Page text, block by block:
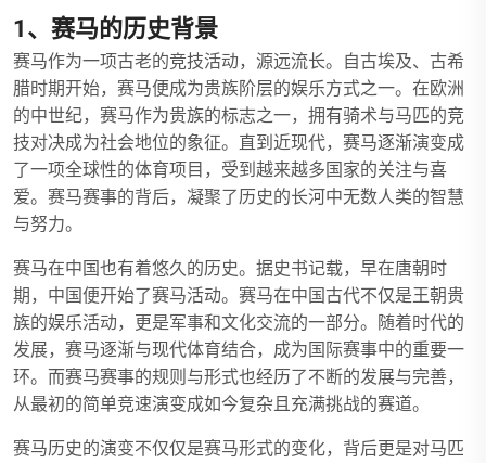
1、赛马的历史背景
赛马作为一项古老的竞技活动，源远流长。自古埃及、古希
腊时期开始，赛马便成为贵族阶层的娱乐方式之一。在欧洲
的中世纪，赛马作为贵族的标志之一，拥有骑术与马匹的竞
技对决成为社会地位的象征。直到近现代，赛马逐渐演变成
了一项全球性的体育项目，受到越来越多国家的关注与喜
爱。赛马赛事的背后，凝聚了历史的长河中无数人类的智慧
与努力。
赛马在中国也有着悠久的历史。据史书记载，早在唐朝时
期，中国便开始了赛马活动。赛马在中国古代不仅是王朝贵
族的娱乐活动，更是军事和文化交流的一部分。随着时代的
发展，赛马逐渐与现代体育结合，成为国际赛事中的重要一
环。而赛马赛事的规则与形式也经历了不断的发展与完善，
从最初的简单竞速演变成如今复杂且充满挑战的赛道。
赛马历史的演变不仅仅是赛马形式的变化，背后更是对马匹